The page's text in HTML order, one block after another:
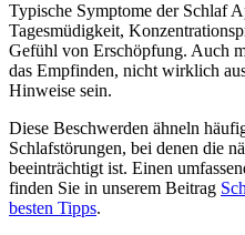
Typische Symptome der Schlaf
Tagesmüdigkeit,
Gefühl von Erschöpfung. Auch
das Empfinden, nicht wirklich
Hinweise sein.
Diese Beschwerden ähneln
Schlafstörungen, bei denen die
beeinträchtigt ist. Einen
finden Sie in unserem Beitrag
besten Tipps.